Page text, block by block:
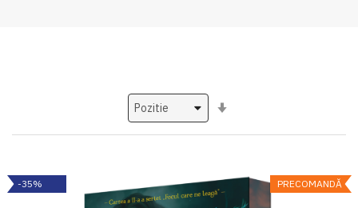
PRECOMANDĂ
-35%